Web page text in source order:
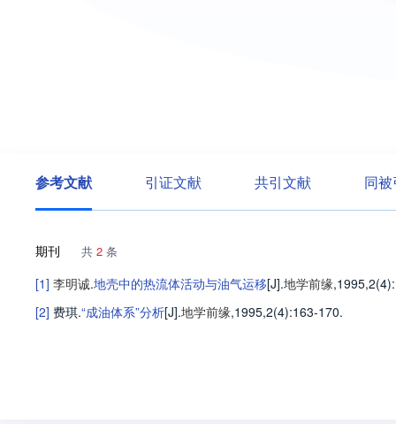
参考文献 引证文献 共引文献 同
期刊 共 2 条
[1] 李明诚.地壳中的热流体活动与油气运移[J].地学前缘,1995,2(4)
[2] 费琪.“成油体系”分析[J].地学前缘,1995,2(4):163-170.